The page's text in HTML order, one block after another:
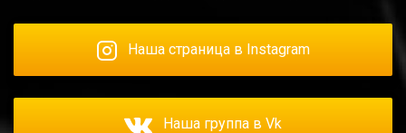
Наша страница в Instagram
Наша группа в Vk